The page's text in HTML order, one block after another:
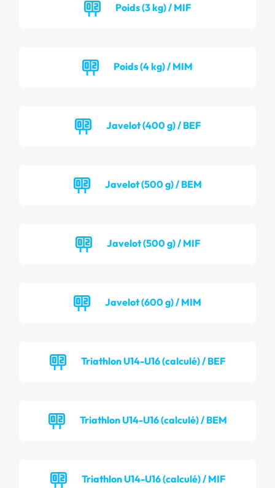
Poids (3 kg) / MIF
Poids (4 kg) / MIM
Javelot (400 g) / BEF
Javelot (500 g) / BEM
Javelot (500 g) / MIF
Javelot (600 g) / MIM
Triathlon U14-U16 (calculé) / BEF
Triathlon U14-U16 (calculé) / BEM
Triathlon U14-U16 (calculé) / MIF